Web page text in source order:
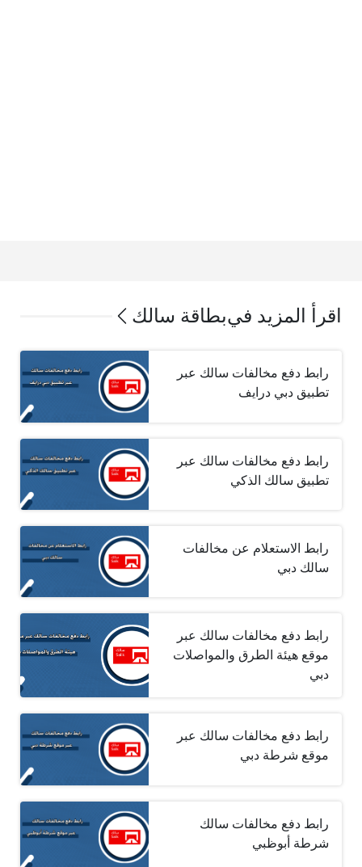
اقرأ المزيد فيبطاقة سالك
رابط دفع مخالفات سالك عبر
تطبيق دبي درايف
رابط دفع مخالفات سالك عبر
تطبيق سالك الذكي
رابط الاستعلام عن مخالفات
سالك دبي
رابط دفع مخالفات سالك عبر
موقع هيئة الطرق والمواصلات
دبي
رابط دفع مخالفات سالك عبر
موقع شرطة دبي
رابط دفع مخالفات سالك
شرطة أبوظبي